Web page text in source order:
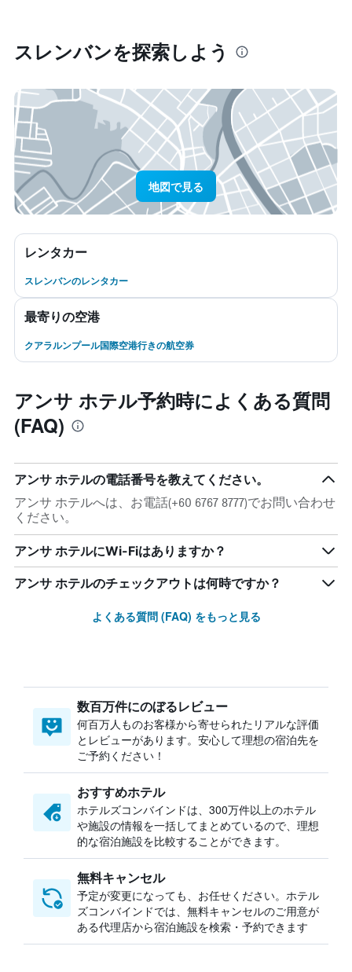
スレンバン​を探索しよう
地図で見る
レンタカー
スレンバンのレンタカー
最寄りの空港
クアラルンプール国際空港行きの航空券
アンサ ホテル予約時によくある質問
(FAQ)
アンサ ホテルの電話番号を教えてください。
アンサ ホテルへは、お電話(+60 6767 8777)でお問い合わせ
ください。
アンサ ホテルにWi-Fiはありますか？
アンサ ホテルのチェックアウトは何時ですか？
よくある質問 (FAQ) をもっと見る
数百万件にのぼるレビュー
何百万人ものお客様から寄せられたリアルな評価
とレビューがあります。安心して理想の宿泊先を
ご予約ください！
おすすめホテル
ホテルズコンバインドは、300万件以上のホテル
や施設の情報を一括してまとめているので、理想
的な宿泊施設を比較することができます。
無料キャンセル
予定が変更になっても、お任せください。ホテル
ズコンバインドでは、無料キャンセルのご用意が
ある代理店から宿泊施設を検索・予約できます